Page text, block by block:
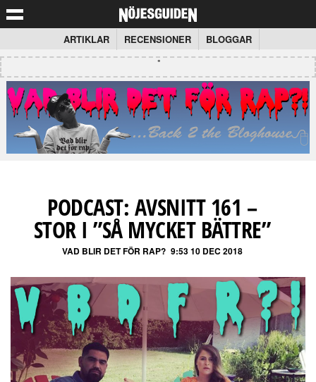
ARTIKLAR RECENSIONER BLOGGAR
PODCAST: AVSNITT 161 –
STOR I ”SÅ MYCKET BÄTTRE”
VAD BLIR DET FÖR RAP? 9:53 10 DEC 2018